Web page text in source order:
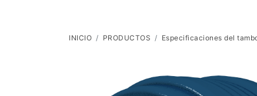
INICIO PRODUCTOS Especificaciones del